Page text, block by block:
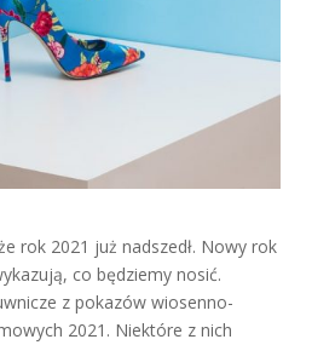
rok 2021 już nadszedł. Nowy rok
co będziemy nosić.
z pokazów wiosenno-
2021. Niektóre z nich